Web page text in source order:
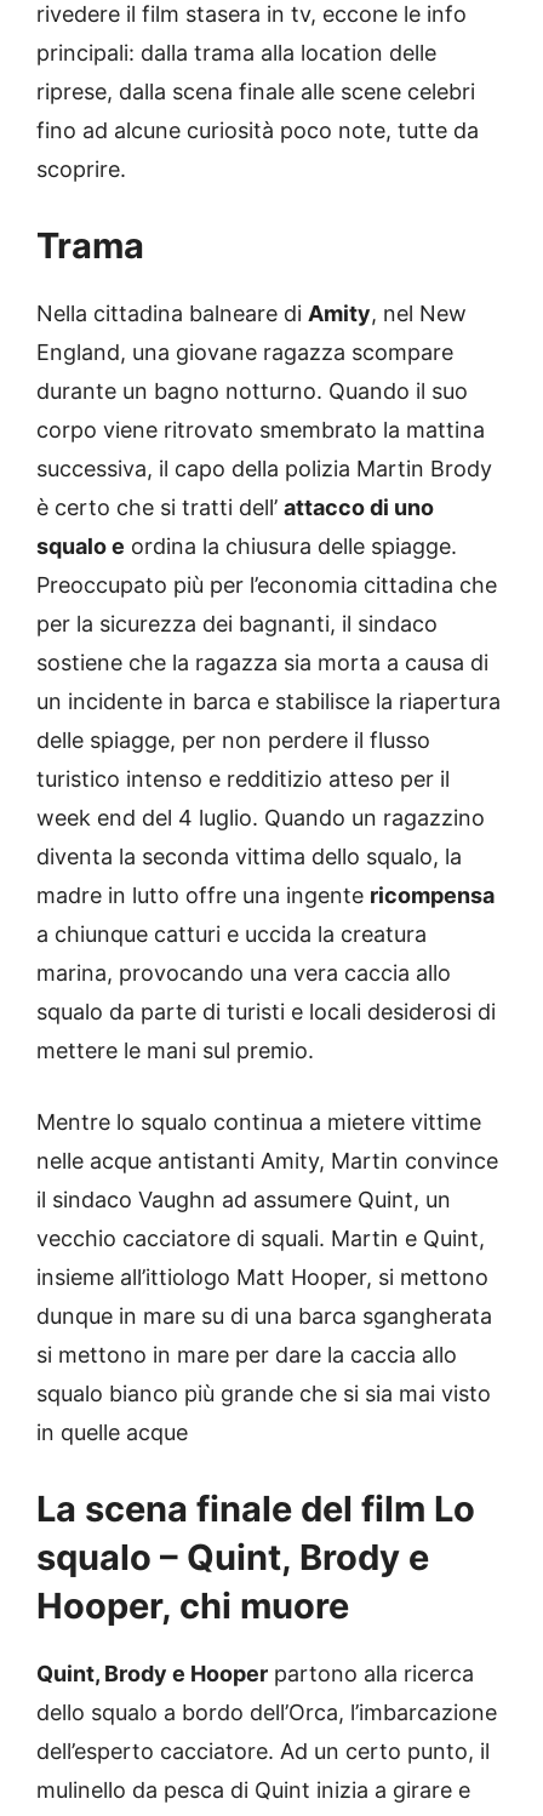
rivedere il film stasera in tv, eccone le info
principali: dalla trama alla location delle
riprese, dalla scena finale alle scene celebri
fino ad alcune curiosità poco note, tutte da
scoprire.
Trama
Nella cittadina balneare di Amity, nel New
England, una giovane ragazza scompare
durante un bagno notturno. Quando il suo
corpo viene ritrovato smembrato la mattina
successiva, il capo della polizia Martin Brody
è certo che si tratti dell’ attacco di uno
squalo e ordina la chiusura delle spiagge.
Preoccupato più per l’economia cittadina che
per la sicurezza dei bagnanti, il sindaco
sostiene che la ragazza sia morta a causa di
un incidente in barca e stabilisce la riapertura
delle spiagge, per non perdere il flusso
turistico intenso e redditizio atteso per il
week end del 4 luglio. Quando un ragazzino
diventa la seconda vittima dello squalo, la
madre in lutto offre una ingente ricompensa
a chiunque catturi e uccida la creatura
marina, provocando una vera caccia allo
squalo da parte di turisti e locali desiderosi di
mettere le mani sul premio.
Mentre lo squalo continua a mietere vittime
nelle acque antistanti Amity, Martin convince
il sindaco Vaughn ad assumere Quint, un
vecchio cacciatore di squali. Martin e Quint,
insieme all’ittiologo Matt Hooper, si mettono
dunque in mare su di una barca sgangherata
si mettono in mare per dare la caccia allo
squalo bianco più grande che si sia mai visto
in quelle acque
La scena finale del film Lo
squalo – Quint, Brody e
Hooper, chi muore
Quint, Brody e Hooper partono alla ricerca
dello squalo a bordo dell’Orca, l’imbarcazione
dell’esperto cacciatore. Ad un certo punto, il
mulinello da pesca di Quint inizia a girare e